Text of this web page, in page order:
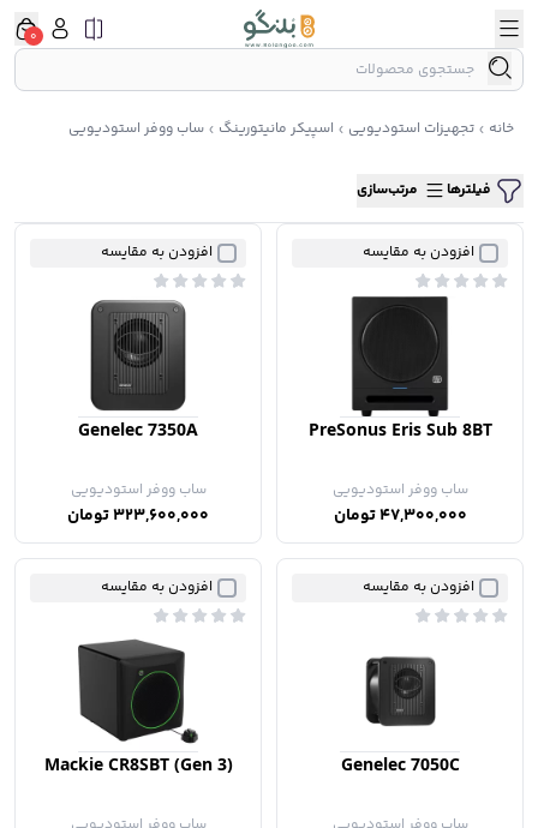
0
خانه تجهیزات استودیویی اسپیکر مانیتورینگ ساب ووفر استودیویی
مرتب‌سازی
افزودن به مقایسه
PreSonus Eris Sub 8BT
ساب ووفر استودیویی
47,300,000 تومان
افزودن به مقایسه
Genelec 7350A
ساب ووفر استودیویی
323,600,000 تومان
افزودن به مقایسه
Genelec 7050C
افزودن به مقایسه
Mackie CR8SBT (Gen 3)